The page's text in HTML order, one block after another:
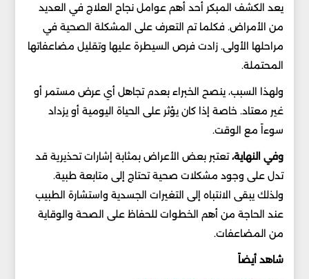
يعد الكشف المبكر أحد أهم عوامل نجاح العلاج في العديد
من الأمراض. فكلما تم التعرف على المشكلة الصحية في
مراحلها الأولى. زادت فرص السيطرة عليها وتقليل مضاعفاتها
المحتملة.
ولهذا السبب، ينصح الخبراء بعدم تجاهل أي عرض مستمر أو
غير معتاد. خاصة إذا كان يؤثر على الحياة اليومية أو يزداد
سوءاً مع الوقت.
وفي النهاية،تعتبر بعض الأعراض بمثابة إشارات تحذيرية قد
تدل على وجود مشكلات صحية تحتاج إلى متابعة طبية.
ولذلك يبقى الانتباه إلى التغيرات الجسدية واستشارة الطبيب
عند الحاجة من أهم الخطوات للحفاظ على الصحة والوقاية
من المضاعفات.
شاهد أيضاً